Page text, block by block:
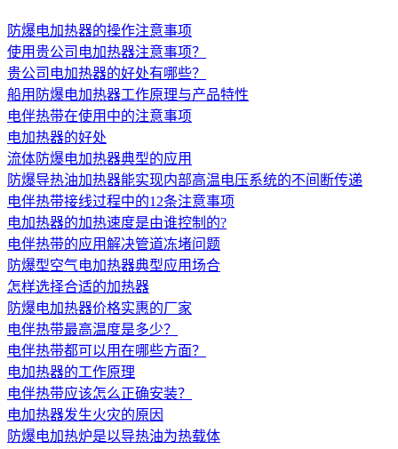
防爆电加热器的操作注意事项
使用贵公司电加热器注意事项？
贵公司电加热器的好处有哪些？
船用防爆电加热器工作原理与产品特性
电伴热带在使用中的注意事项
电加热器的好处
流体防爆电加热器典型的应用
防爆导热油加热器能实现内部高温电压系统的不间断传递
电伴热带接线过程中的12条注意事项
电加热器的加热速度是由谁控制的?
电伴热带的应用解决管道冻堵问题
防爆型空气电加热器典型应用场合
怎样选择合适的加热器
防爆电加热器价格实惠的厂家
电伴热带最高温度是多少？
电伴热带都可以用在哪些方面？
电加热器的工作原理
电伴热带应该怎么正确安装？
电加热器发生火灾的原因
防爆电加热炉是以导热油为热载体